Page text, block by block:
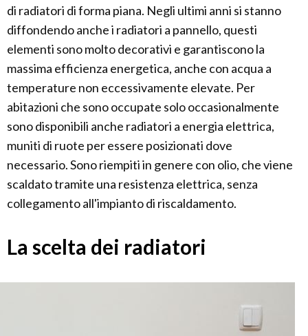
di radiatori di forma piana. Negli ultimi anni si stanno
diffondendo anche i radiatori a pannello, questi
elementi sono molto decorativi e garantiscono la
massima efficienza energetica, anche con acqua a
temperature non eccessivamente elevate. Per
abitazioni che sono occupate solo occasionalmente
sono disponibili anche radiatori a energia elettrica,
muniti di ruote per essere posizionati dove
necessario. Sono riempiti in genere con olio, che viene
scaldato tramite una resistenza elettrica, senza
collegamento all'impianto di riscaldamento.
La scelta dei radiatori